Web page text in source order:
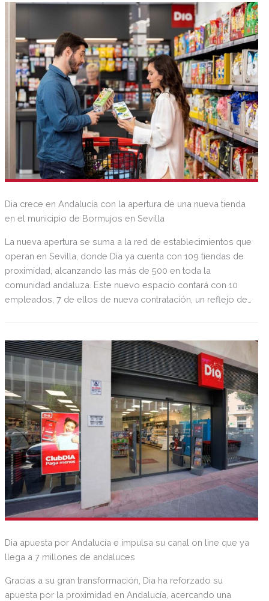
Dia crece en Andalucía con la apertura de una nueva tienda
en el municipio de Bormujos en Sevilla
La nueva apertura se suma a la red de establecimientos que
operan en Sevilla, donde Dia ya cuenta con 109 tiendas de
proximidad, alcanzando las más de 500 en toda la
comunidad andaluza. Este nuevo espacio contará con 10
empleados, 7 de ellos de nueva contratación, un reflejo de
Dia apuesta por Andalucía e impulsa su canal on line que ya
llega a 7 millones de andaluces
Gracias a su gran transformación, Dia ha reforzado su
apuesta por la proximidad en Andalucía, acercando una